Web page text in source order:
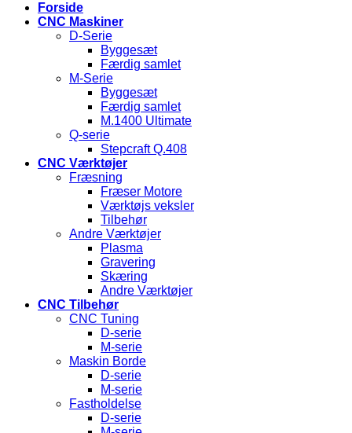
Forside
CNC Maskiner
D-Serie
Byggesæt
Færdig samlet
M-Serie
Byggesæt
Færdig samlet
M.1400 Ultimate
Q-serie
Stepcraft Q.408
CNC Værktøjer
Fræsning
Fræser Motore
Værktøjs veksler
Tilbehør
Andre Værktøjer
Plasma
Gravering
Skæring
Andre Værktøjer
CNC Tilbehør
CNC Tuning
D-serie
M-serie
Maskin Borde
D-serie
M-serie
Fastholdelse
D-serie